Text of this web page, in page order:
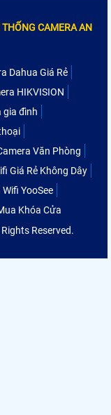
CAMERA AN
Dahua Giá Rẻ
HIKVISION
gia đình
Văn Phòng
Giá Rẻ Không Dây
YooSee
Khóa Cửa
Reserved.